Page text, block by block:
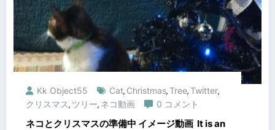
Kk Object55 Cat, Christmas,Tree,Twitter,
クリスマス, ツリー, ネコ動画 0 コメント
ネコとクリスマスの準備中 イメージ動画 It is an